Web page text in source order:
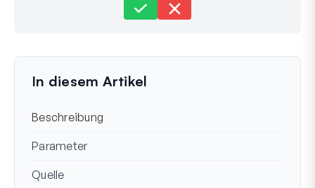
Zuletzt aktualisiert am 20. Okt. 2023
In diesem Artikel
Beschreibung
Parameter
Quelle